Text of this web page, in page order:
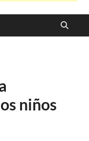
niños